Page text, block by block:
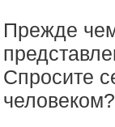
Прежде
Спросите